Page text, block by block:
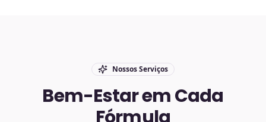
Nossos Serviços
Bem-Estar em Cada
Fórmula